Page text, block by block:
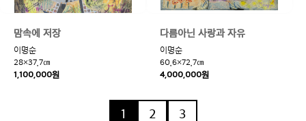
맘속에 저장
이명순
28×37.7㎝
1,100,000원
다름아닌 사랑과 자유
이명순
60.6×72.7㎝
4,000,000원
1 2 3